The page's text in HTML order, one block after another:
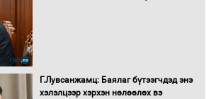
Монгол Улс “COP17”-д “Тал хээрийн
төлөвлөгөө”-гөө танилцуулна
Г.Лувсанжамц: Баялаг бүтээгчдэд энэ
хэлэлцээр хэрхэн нөлөөлөх вэ